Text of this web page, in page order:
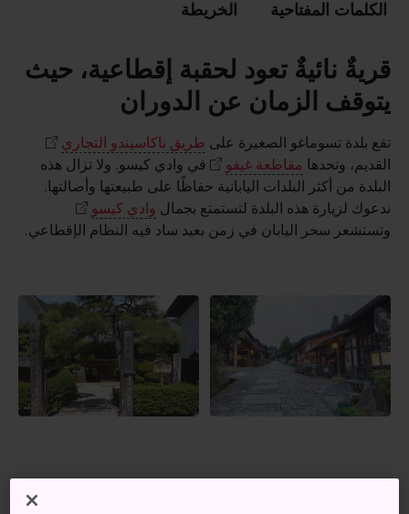
الكلمات المفتاحية الخريطة
قريةٌ نائيةٌ تعود لحقبة إقطاعية، حيث
يتوقف الزمان عن الدوران
تقع بلدة تسوماغو الصغيرة على طريق ناكاسيندو التجاري
القديم، وتحدها مقاطعة غيفو
في وادي كيسو. ولا تزال هذه
البلدة من أكثر البلدات اليابانية حفاظًا على طبيعتها وأصالتها.
ندعوك لزيارة هذه البلدة لتستمتع بجمال وادي كيسو
وتستشعر سحر اليابان في زمن بعيد ساد فيه النظام الإقطاعي.